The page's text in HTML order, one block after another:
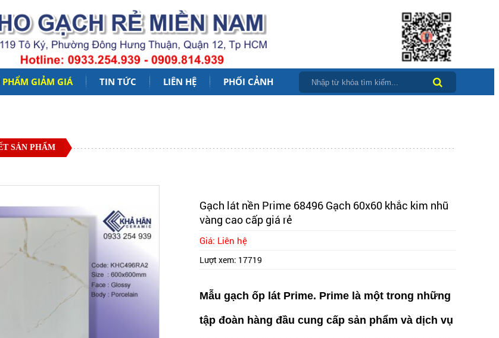
PHẨM GIẢM GIÁ TIN TỨC LIÊN HỆ PHỐI CẢNH
SẢN PHẨM
Gạch lát nền Prime 68496 Gạch 60x60 khắc kim nhũ
vàng cao cấp giá rẻ
Giá: Liên hệ
Lượt xem: 17719
Mẫu gạch ốp lát Prime. Prime là một trong những
tập đoàn hàng đầu cung cấp sản phẩm và dịch vụ